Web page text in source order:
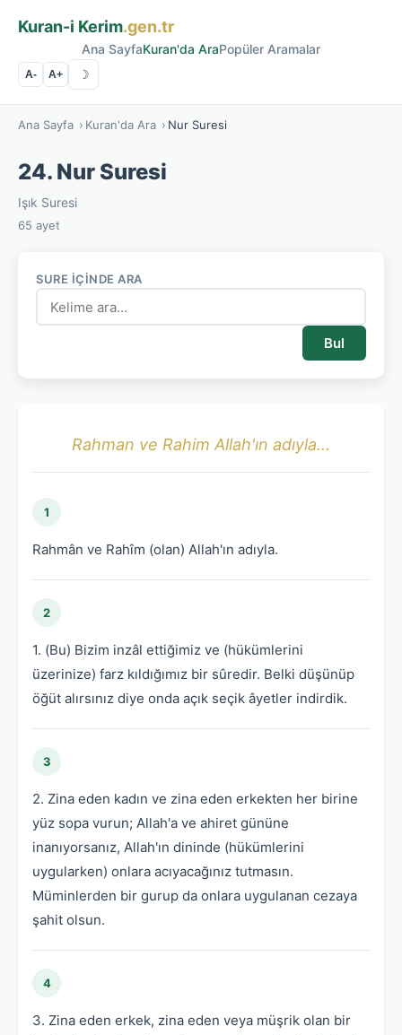
Kuran-i Kerim.gen.tr
Ana SayfaKuran'da AraPopüler Aramalar
A- A+ ☽
Ana Sayfa › Kuran'da Ara › Nur Suresi
24. Nur Suresi
Işık Suresi
65 ayet
SURE İÇINDE ARA
Bul
Rahman ve Rahim Allah'ın adıyla...
1
Rahmân ve Rahîm (olan) Allah'ın adıyla.
2
1. (Bu) Bizim inzâl ettiğimiz ve (hükümlerini
üzerinize) farz kıldığımız bir sûredir. Belki düşünüp
öğüt alırsınız diye onda açık seçik âyetler indirdik.
3
2. Zina eden kadın ve zina eden erkekten her birine
yüz sopa vurun; Allah'a ve ahiret gününe
inanıyorsanız, Allah'ın dininde (hükümlerini
uygularken) onlara acıyacağınız tutmasın.
Müminlerden bir gurup da onlara uygulanan cezaya
şahit olsun.
4
3. Zina eden erkek, zina eden veya müşrik olan bir